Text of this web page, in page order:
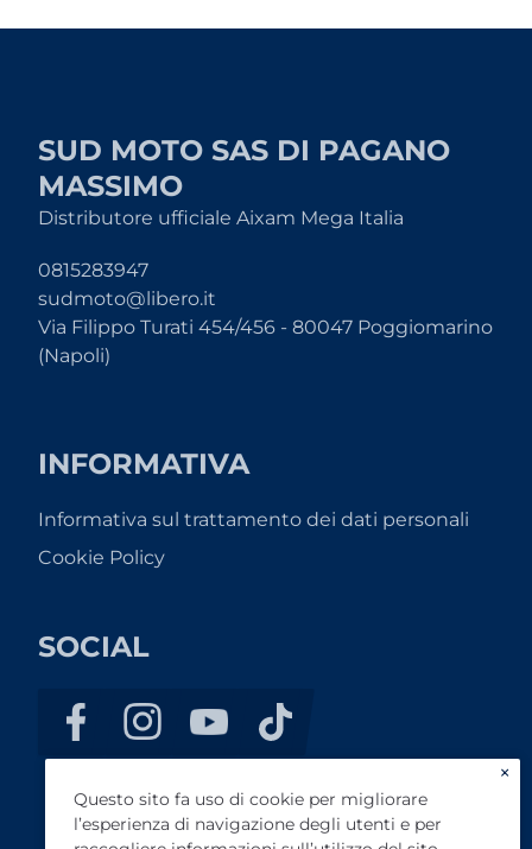
SUD MOTO SAS DI PAGANO
MASSIMO
Distributore ufficiale Aixam Mega Italia
0815283947
sudmoto@libero.it
Via Filippo Turati 454/456 - 80047 Poggiomarino
(Napoli)
INFORMATIVA
Informativa sul trattamento dei dati personali
Cookie Policy
SOCIAL
×
Questo sito fa uso di cookie per migliorare
l’esperienza di navigazione degli utenti e per